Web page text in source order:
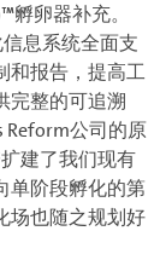
卵器补充。
息系统全面支
和报告，提高工
完整的可追溯
Reform公司的原
建了我们现有
单阶段孵化的第
场也随之规划好